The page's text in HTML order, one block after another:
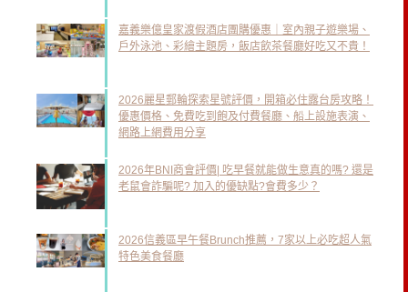
嘉義樂億皇家渡假酒店團購優惠｜室內親子遊樂場、
戶外泳池、彩繪主題房，飯店飲茶餐廳好吃又不貴！
2026麗星郵輪探索星號評價，開箱必住露台房攻略！
優惠價格、免費吃到飽及付費餐廳、船上設施表演、
網路上網費用分享
2026年BNI商會評價| 吃早餐就能做生意真的嗎? 還是
老鼠會詐騙呢? 加入的優缺點?會費多少？
2026信義區早午餐Brunch推薦，7家以上必吃超人氣
特色美食餐廳